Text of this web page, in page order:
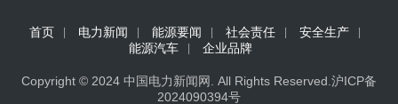
首页 电力新闻 能源要闻 社会责任
安全生产
能源汽车
企业品牌
Copyright © 2024 中国电力新闻网 . All Rights Reserved. 沪ICP备
2024090394号